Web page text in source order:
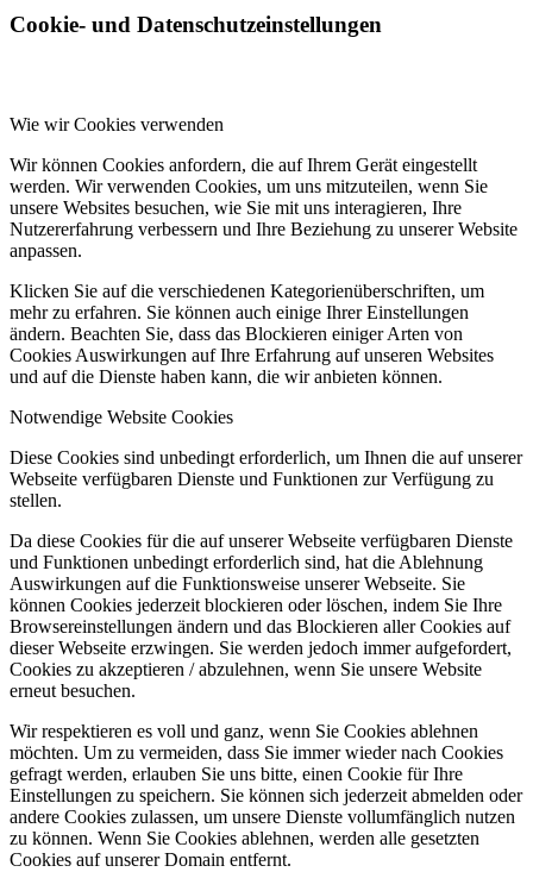
Cookie- und Datenschutzeinstellungen
Wie wir Cookies verwenden
Wir können Cookies anfordern, die auf Ihrem Gerät eingestellt
werden. Wir verwenden Cookies, um uns mitzuteilen, wenn Sie
unsere Websites besuchen, wie Sie mit uns interagieren, Ihre
Nutzererfahrung verbessern und Ihre Beziehung zu unserer Website
anpassen.
Klicken Sie auf die verschiedenen Kategorienüberschriften, um
mehr zu erfahren. Sie können auch einige Ihrer Einstellungen
ändern. Beachten Sie, dass das Blockieren einiger Arten von
Cookies Auswirkungen auf Ihre Erfahrung auf unseren Websites
und auf die Dienste haben kann, die wir anbieten können.
Notwendige Website Cookies
Diese Cookies sind unbedingt erforderlich, um Ihnen die auf unserer
Webseite verfügbaren Dienste und Funktionen zur Verfügung zu
stellen.
Da diese Cookies für die auf unserer Webseite verfügbaren Dienste
und Funktionen unbedingt erforderlich sind, hat die Ablehnung
Auswirkungen auf die Funktionsweise unserer Webseite. Sie
können Cookies jederzeit blockieren oder löschen, indem Sie Ihre
Browsereinstellungen ändern und das Blockieren aller Cookies auf
dieser Webseite erzwingen. Sie werden jedoch immer aufgefordert,
Cookies zu akzeptieren / abzulehnen, wenn Sie unsere Website
erneut besuchen.
Wir respektieren es voll und ganz, wenn Sie Cookies ablehnen
möchten. Um zu vermeiden, dass Sie immer wieder nach Cookies
gefragt werden, erlauben Sie uns bitte, einen Cookie für Ihre
Einstellungen zu speichern. Sie können sich jederzeit abmelden oder
andere Cookies zulassen, um unsere Dienste vollumfänglich nutzen
zu können. Wenn Sie Cookies ablehnen, werden alle gesetzten
Cookies auf unserer Domain entfernt.